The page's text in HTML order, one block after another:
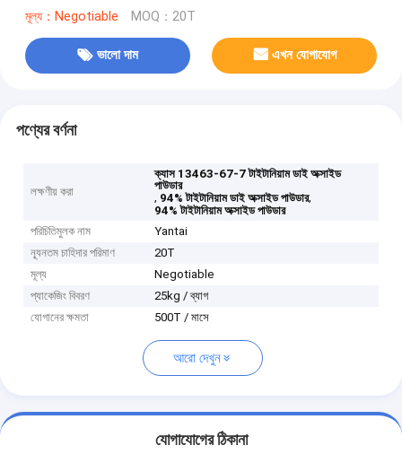
মূল্য：Negotiable MOQ：20T
ভালো দাম এখন যোগাযোগ
পণ্যের বর্ণনা
লক্ষণীয় করা
ক্যাস 13463-67-7 টাইটানিয়াম ডাই অক্সাইড
পাউডার
, 94% টাইটানিয়াম ডাই অক্সাইড পাউডার,
94% টাইটানিয়াম অক্সাইড পাউডার
পরিচিতিমুলক নাম
Yantai
ন্যূনতম চাহিদার পরিমাণ
20T
মূল্য
Negotiable
প্যাকেজিং বিবরণ
25kg / ব্যাগ
যোগানের ক্ষমতা
500T / মাসে
আরো দেখুন
যোগাযোগের ঠিকানা